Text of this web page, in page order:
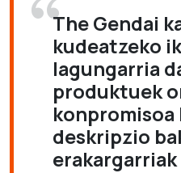
The Gendai
kudeatzeko
lagungarria
produktuek
deskripzio